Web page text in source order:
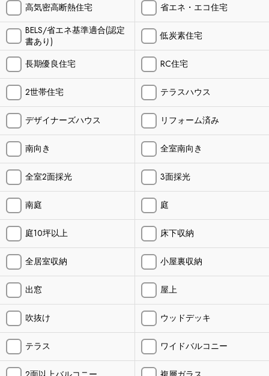
高気密高断熱住宅
省エネ・エコ住宅
BELS/省エネ基準適合(認定
書あり)
低炭素住宅
長期優良住宅 RC住宅
2世帯住宅 テラスハウス
デザイナーズハウス リフォーム済み
南向き 全室南向き
全室2面採光 3面採光
南庭 庭
庭10坪以上 床下収納
全居室収納 小屋裏収納
出窓 屋上
吹抜け ウッドデッキ
テラス ワイドバルコニー